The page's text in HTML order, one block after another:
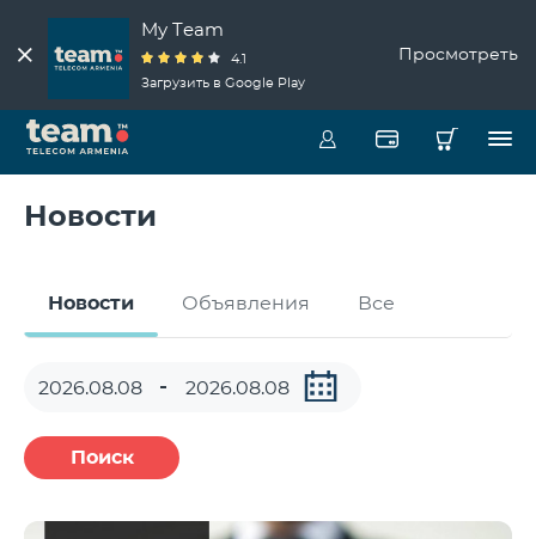
My Team
4.1
Загрузить в Google Play
Просмотреть
Новости
Новости Объявления Все
Поиск